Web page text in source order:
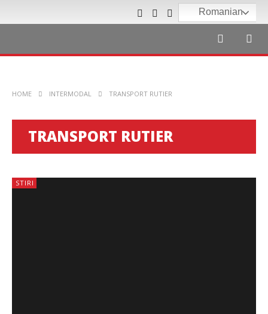
Romanian
HOME INTERMODAL TRANSPORT RUTIER
TRANSPORT RUTIER
STIRI